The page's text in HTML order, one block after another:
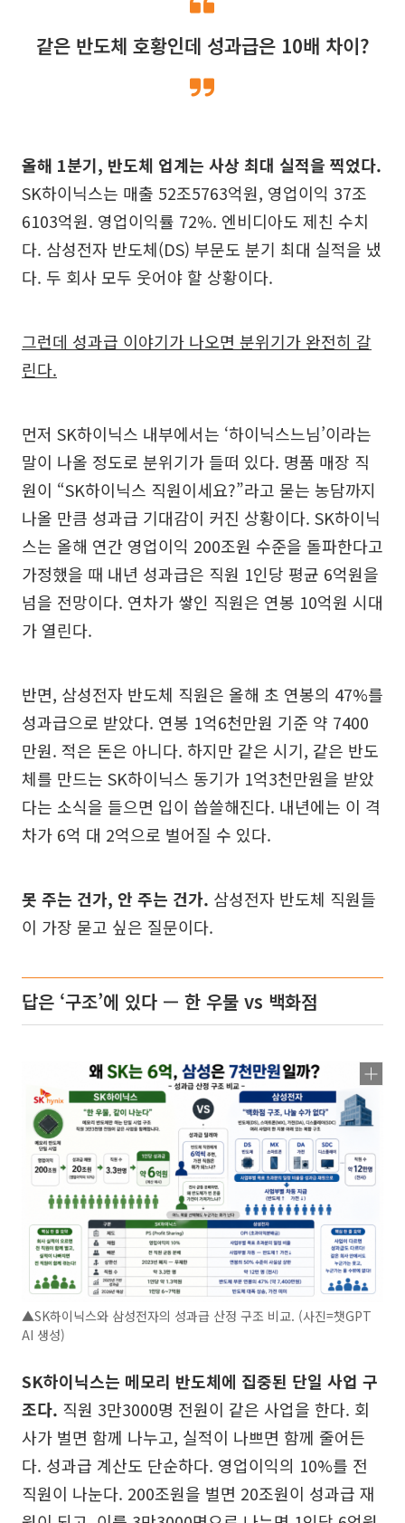
같은 반도체 호황인데 성과급은 10배 차이?
올해 1분기, 반도체 업계는 사상 최대 실적을 찍었다.
SK하이닉스는 매출 52조5763억원, 영업이익 37조
6103억원. 영업이익률 72%. 엔비디아도 제친 수치
다. 삼성전자 반도체(DS) 부문도 분기 최대 실적을 냈
다. 두 회사 모두 웃어야 할 상황이다.
그런데 성과급 이야기가 나오면 분위기가 완전히 갈
린다.
먼저 SK하이닉스 내부에서는 ‘하이닉스느님’이라는
말이 나올 정도로 분위기가 들떠 있다. 명품 매장 직
원이 “SK하이닉스 직원이세요?”라고 묻는 농담까지
나올 만큼 성과급 기대감이 커진 상황이다. SK하이닉
스는 올해 연간 영업이익 200조원 수준을 돌파한다고
가정했을 때 내년 성과급은 직원 1인당 평균 6억원을
넘을 전망이다. 연차가 쌓인 직원은 연봉 10억원 시대
가 열린다.
반면, 삼성전자 반도체 직원은 올해 초 연봉의 47%를
성과급으로 받았다. 연봉 1억6천만원 기준 약 7400
만원. 적은 돈은 아니다. 하지만 같은 시기, 같은 반도
체를 만드는 SK하이닉스 동기가 1억3천만원을 받았
다는 소식을 들으면 입이 씁쓸해진다. 내년에는 이 격
차가 6억 대 2억으로 벌어질 수 있다.
못 주는 건가, 안 주는 건가. 삼성전자 반도체 직원들
이 가장 묻고 싶은 질문이다.
답은 ‘구조’에 있다 — 한 우물 vs 백화점
▲SK하이닉스와 삼성전자의 성과급 산정 구조 비교. (사진=챗GPT
AI 생성)
SK하이닉스는 메모리 반도체에 집중된 단일 사업 구
조다. 직원 3만3000명 전원이 같은 사업을 한다. 회
사가 벌면 함께 나누고, 실적이 나쁘면 함께 줄어든
다. 성과급 계산도 단순하다. 영업이익의 10%를 전
직원이 나눈다. 200조원을 벌면 20조원이 성과급 재